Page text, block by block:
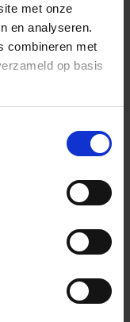
met onze
en analyseren.
combineren met
op basis